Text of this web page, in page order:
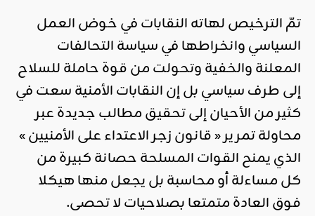
تمّ الترخيص لهاته النقابات في خوض العمل
السياسي وانخراطها في سياسة التحالفات
المعلنة والخفية وتحولت من قوة حاملة للسلاح
إلى طرف سياسي بل إن النقابات الأمنية سعت في
كثير من الأحيان إلى تحقيق مطالب جديدة عبر
محاولة تمرير « قانون زجر الاعتداء على الأمنيين »
الذي يمنح القوات المسلحة حصانة كبيرة من
كل مساءلة أو محاسبة بل يجعل منها هيكلا
فوق العادة متمتعا بصلاحيات لا تحصى.